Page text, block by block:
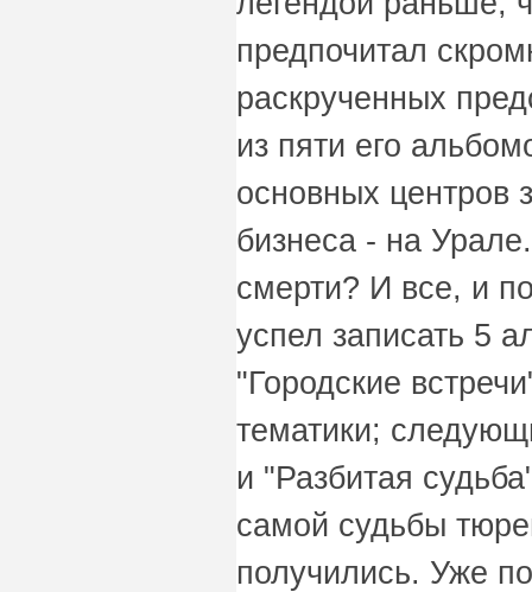
предпочитал
раскрученных
из пяти его
основных центров
бизнеса - на
смерти? И все, и
успел записать 5
"Городские
тематики;
и "Разбитая
самой судьбы
получились. Уже